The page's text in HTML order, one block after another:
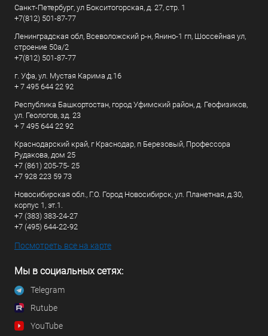
Санкт-Петербург, ул Бокситогорская, д. 27, стр. 1
+7(812) 501-87-77
Ленинградская обл, Всеволожский р-н, Янино-1 гп, Шоссейная ул,
строение 50а/2
+7(812) 501-87-77
г. Уфа, ул. Мустая Карима д.16
+ 7 495 644 22 92
Республика Башкортостан, город Уфимский район, д. Геофизиков,
ул. Геологов, зд. 23
+ 7 495 644 22 92
Краснодарский край, г Краснодар, п Березовый, Профессора
Рудакова, дом 25
+7 (861) 205-75- 25
+7 928 223 59 73
Новосибирская обл., Г.О. Город Новосибирск, ул. Планетная, д.30,
корпус 1, эт.1.
+7 (383) 383-24-27
+7 (495) 644-22-92
Посмотреть все на карте
Мы в социальных сетях:
Telegram
Rutube
YouTube